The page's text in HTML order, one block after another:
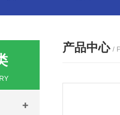
产品中心 /